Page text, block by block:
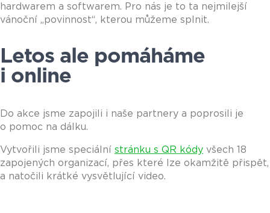
hardwarem a softwarem. Pro nás je to ta nejmilejší
vánoční „povinnost“, kterou můžeme splnit.
Letos ale pomáháme
i online
Do akce jsme zapojili i naše partnery a poprosili je
o pomoc na dálku.
Vytvořili jsme speciální stránku s QR kódy všech 18
zapojených organizací, přes které lze okamžitě přispět,
a natočili krátké vysvětlující video.